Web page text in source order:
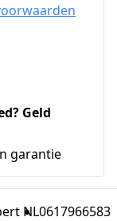
Geld
garantie
NL0617966583